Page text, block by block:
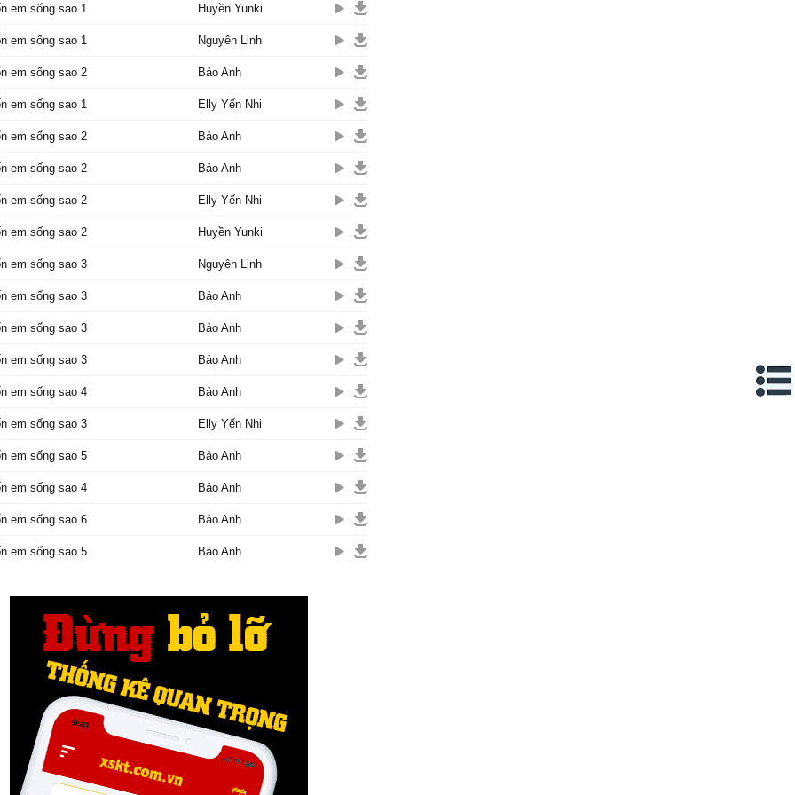
bên em lúc say, vì
qua chốn này?... còn
cuộc đời anh đây?
vậy!!!
bên em lúc buồn,
ngày vui anh về nơi
bên em lúc say, vì
đi qua chốn này?... còn
cuộc đời anh đây?
vậy!!!
em sống sao 1 Huyền Yunki
em sống sao 1 Nguyên Linh
em sống sao 2 Bảo Anh
em sống sao 1 Elly Yến Nhi
em sống sao 2 Bảo Anh
em sống sao 2 Bảo Anh
em sống sao 2 Elly Yến Nhi
em sống sao 2 Huyền Yunki
em sống sao 3 Nguyên Linh
em sống sao 3 Bảo Anh
em sống sao 3 Bảo Anh
em sống sao 3 Bảo Anh
em sống sao 4 Bảo Anh
em sống sao 3 Elly Yến Nhi
em sống sao 5 Bảo Anh
em sống sao 4 Bảo Anh
em sống sao 6 Bảo Anh
em sống sao 5 Bảo Anh